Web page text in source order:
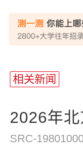
相关新闻
2026年
SRC-